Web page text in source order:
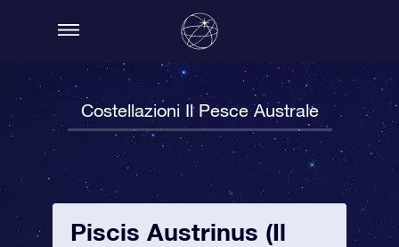
Costellazioni Il Pesce Australe
Piscis Austrinus (Il